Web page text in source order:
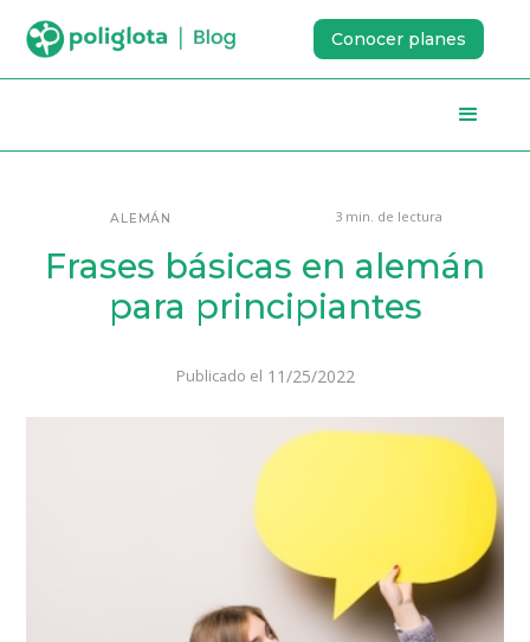
Conocer planes
ALEMÁN 3 min. de lectura
Frases básicas en alemán
para principiantes
Publicado el 11/25/2022